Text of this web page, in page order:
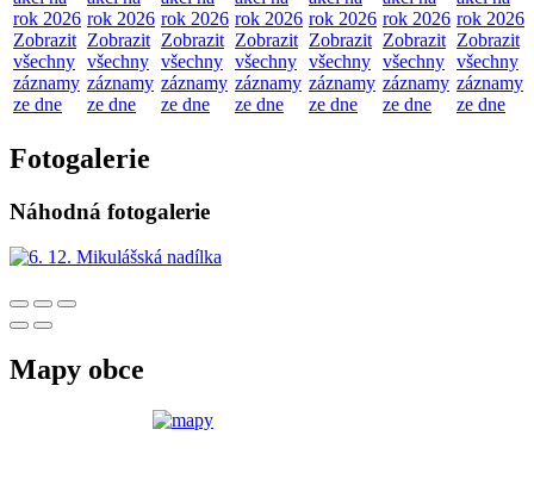
rok 2026
Zobrazit
všechny
záznamy
ze dne
rok 2026
Zobrazit
všechny
záznamy
ze dne
rok 2026
Zobrazit
všechny
záznamy
ze dne
rok 2026
Zobrazit
všechny
záznamy
ze dne
rok 2026
Zobrazit
všechny
záznamy
ze dne
rok 2026
Zobrazit
všechny
záznamy
ze dne
rok 2026
Zobrazit
všechny
záznamy
ze dne
Fotogalerie
Náhodná fotogalerie
Mapy obce